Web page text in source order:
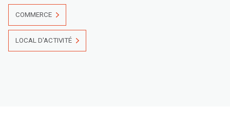
COMMERCE
LOCAL D'ACTIVITÉ